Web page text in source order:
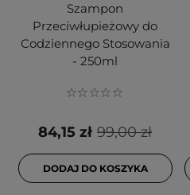
Szampon
Przeciwłupieżowy do
Codziennego Stosowania
- 250ml
99,00 zł
84,15 zł
DODAJ DO KOSZYKA